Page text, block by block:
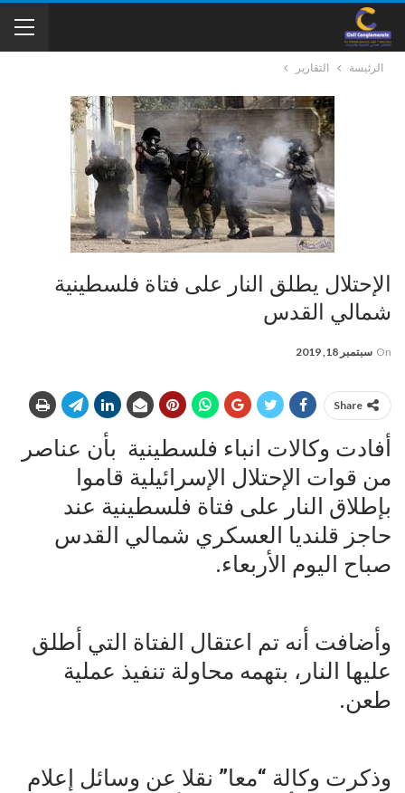
الرئيسة التقارير
الإحتلال يطلق النار على فتاة فلسطينية
شمالي القدس
On سبتمبر 18, 2019
Share
أفادت وكالات انباء فلسطينية بأن عناصر
من قوات الإحتلال الإسرائيلية قاموا
بإطلاق النار على فتاة فلسطينية عند
حاجز قلنديا العسكري شمالي القدس
صباح اليوم الأربعاء.
وأضافت أنه تم اعتقال الفتاة التي أطلق
عليها النار، بتهمه محاولة تنفيذ عملية
طعن.
وذكرت وكالة “معا” نقلا عن وسائل إعلام